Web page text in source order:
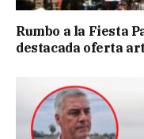
Rumbo a la Fiesta
destacada oferta